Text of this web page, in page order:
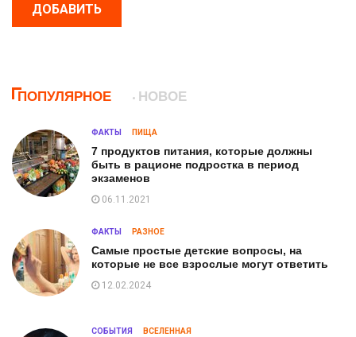
ДОБАВИТЬ
ПОПУЛЯРНОЕ НОВОЕ
ФАКТЫ ПИЩА
7 продуктов питания, которые должны
быть в рационе подростка в период
экзаменов
06.11.2021
ФАКТЫ РАЗНОЕ
Самые простые детские вопросы, на
которые не все взрослые могут ответить
12.02.2024
СОБЫТИЯ ВСЕЛЕННАЯ